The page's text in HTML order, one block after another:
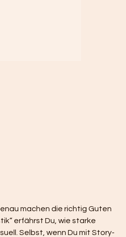
machen die richtig Guten
erfährst Du, wie starke
Selbst, wenn Du mit Story-